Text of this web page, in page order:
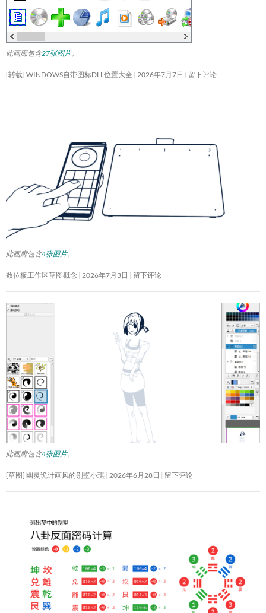
此画廊包含27张图片。
[转载] WINDOWS自带图标DLL位置大全 2026年7月7日 留下评论
此画廊包含4张图片。
数位板工作区草图概念 2026年7月3日 留下评论
此画廊包含4张图片。
[草图] 幽灵诡计画风的别墅小琪 2026年6月28日 留下评论